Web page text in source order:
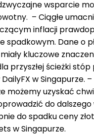
wsparcie
– Ciągłe
inflacji
spadkowym. Dane o
kluczowe
przyszłej ścieżki
w Singapurze.
możemy uzyskać
do
do spadku ceny
w Singapurze.